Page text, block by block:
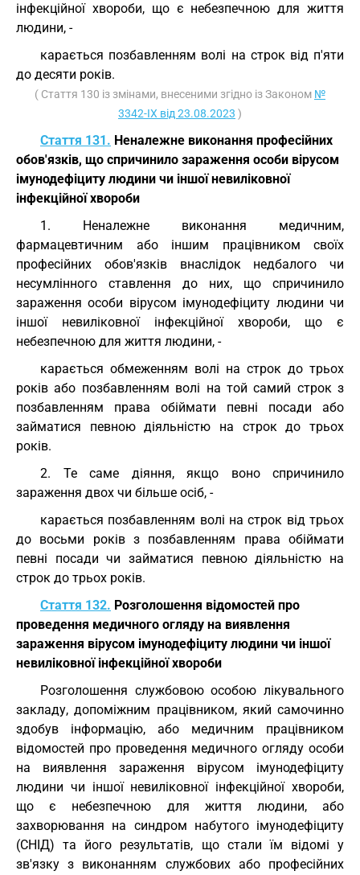
інфекційної хвороби, що є небезпечною для життя
людини, -
карається позбавленням волі на строк від п'яти
до десяти років.
( Стаття 130 із змінами, внесеними згідно із Законом №
3342-IX від 23.08.2023 )
Стаття 131. Неналежне виконання професійних
обов'язків, що спричинило зараження особи вірусом
імунодефіциту людини чи іншої невиліковної
інфекційної хвороби
1. Неналежне виконання медичним,
фармацевтичним або іншим працівником своїх
професійних обов'язків внаслідок недбалого чи
несумлінного ставлення до них, що спричинило
зараження особи вірусом імунодефіциту людини чи
іншої невиліковної інфекційної хвороби, що є
небезпечною для життя людини, -
карається обмеженням волі на строк до трьох
років або позбавленням волі на той самий строк з
позбавленням права обіймати певні посади або
займатися певною діяльністю на строк до трьох
років.
2. Те саме діяння, якщо воно спричинило
зараження двох чи більше осіб, -
карається позбавленням волі на строк від трьох
до восьми років з позбавленням права обіймати
певні посади чи займатися певною діяльністю на
строк до трьох років.
Стаття 132. Розголошення відомостей про
проведення медичного огляду на виявлення
зараження вірусом імунодефіциту людини чи іншої
невиліковної інфекційної хвороби
Розголошення службовою особою лікувального
закладу, допоміжним працівником, який самочинно
здобув інформацію, або медичним працівником
відомостей про проведення медичного огляду особи
на виявлення зараження вірусом імунодефіциту
людини чи іншої невиліковної інфекційної хвороби,
що є небезпечною для життя людини, або
захворювання на синдром набутого імунодефіциту
(СНІД) та його результатів, що стали їм відомі у
зв'язку з виконанням службових або професійних